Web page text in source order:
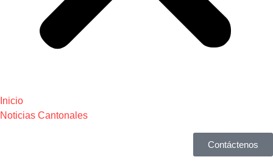
Inicio
Noticias Cantonales
Contáctenos